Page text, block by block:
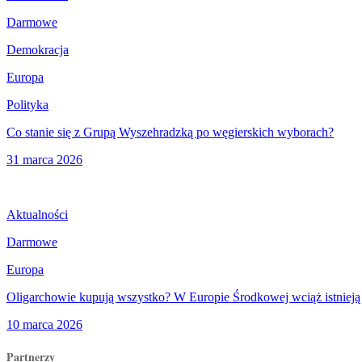
Darmowe
Demokracja
Europa
Polityka
Co stanie się z Grupą Wyszehradzką po węgierskich wyborach?
31 marca 2026
Aktualności
Darmowe
Europa
Oligarchowie kupują wszystko? W Europie Środkowej wciąż
10 marca 2026
Partnerzy